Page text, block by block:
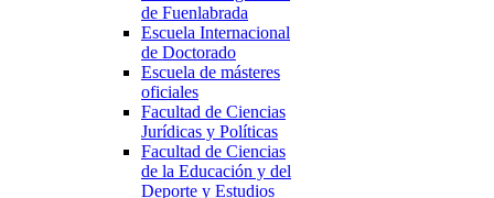
de Fuenlabrada
Escuela Internacional
de Doctorado
Escuela de másteres
oficiales
Facultad de Ciencias
Jurídicas y Políticas
Facultad de Ciencias
de la Educación y del
Deporte y Estudios